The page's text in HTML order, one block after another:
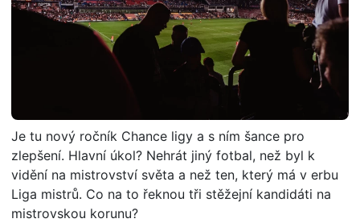
Je tu nový ročník Chance ligy a s ním šance pro
zlepšení. Hlavní úkol? Nehrát jiný fotbal, než byl k
vidění na mistrovství světa a než ten, který má v erbu
Liga mistrů. Co na to řeknou tři stěžejní kandidáti na
mistrovskou korunu?